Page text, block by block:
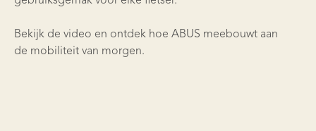
Bekijk de video en ontdek hoe ABUS meebouwt aan
de mobiliteit van morgen.